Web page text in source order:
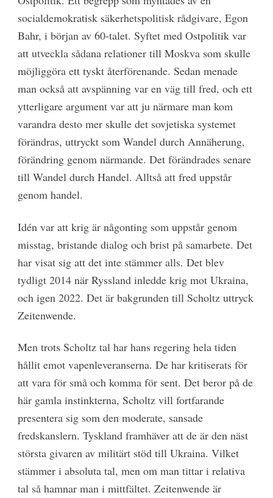
socialdemokratisk säkerhetspolitisk rådgivare, Egon
Bahr, i början av 60-talet. Syftet med Ostpolitik var
att utveckla sådana relationer till Moskva som skulle
möjliggöra ett tyskt återförenande. Sedan menade
man också att avspänning var en väg till fred, och ett
ytterligare argument var att ju närmare man kom
varandra desto mer skulle det sovjetiska systemet
förändras, uttryckt som Wandel durch Annäherung,
förändring genom närmande. Det förändrades senare
till Wandel durch Handel. Alltså att fred uppstår
genom handel.
Idén var att krig är någonting som uppstår genom
misstag, bristande dialog och brist på samarbete. Det
har visat sig att det inte stämmer alls. Det blev
tydligt 2014 när Ryssland inledde krig mot Ukraina,
och igen 2022. Det är bakgrunden till Scholtz uttryck
Zeitenwende.
Men trots Scholtz tal har hans regering hela tiden
hållit emot vapenleveranserna. De har kritiserats för
att vara för små och komma för sent. Det beror på de
här gamla instinkterna, Scholtz vill fortfarande
presentera sig som den moderate, sansade
fredskanslern. Tyskland framhäver att de är den näst
största givaren av militärt stöd till Ukraina. Vilket
stämmer i absoluta tal, men om man tittar i relativa
tal så hamnar man i mittfältet. Zeitenwende är